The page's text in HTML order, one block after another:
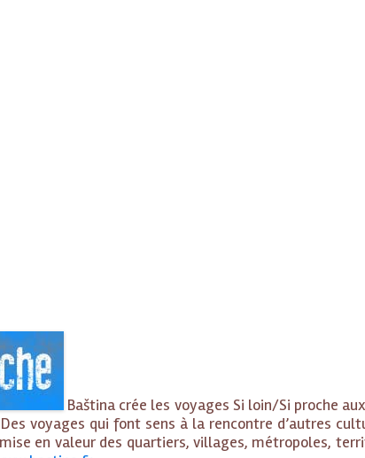
Baština crée les voyages Si loin/Si proche
voyages qui font sens à la rencontre d’autres
en valeur des quartiers, villages, métropoles,